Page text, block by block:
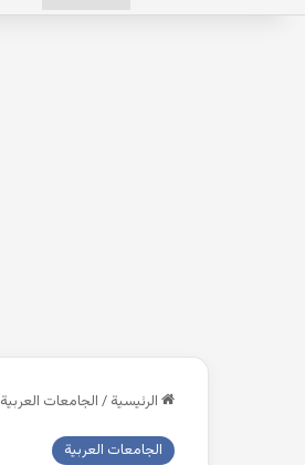
الرئيسية / الجامعات العربية
الجامعات العربية